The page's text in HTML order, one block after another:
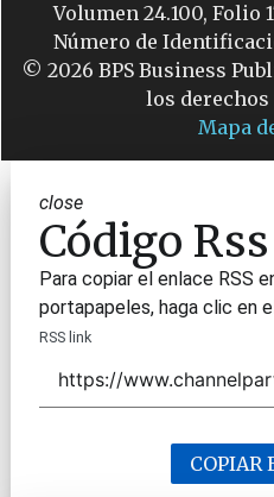
Volumen 24.100, Folio
Número de
© 2026 BPS Business
los derechos
Mapa
close
Código Rss
Para copiar el enlace RSS
portapapeles, haga clic en
RSS link
COPIAR